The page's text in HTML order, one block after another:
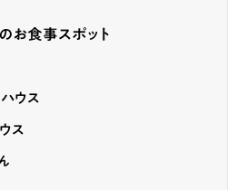
お食事スポット
ウス
ス